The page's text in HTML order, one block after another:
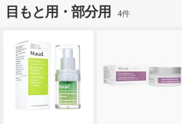
目もと用・部分用 4件